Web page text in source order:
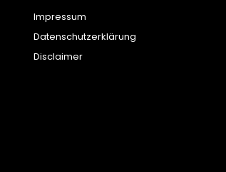
Impressum
Datenschutzerklärung
Disclaimer